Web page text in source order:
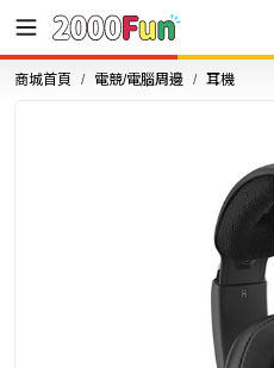
商城首頁 電競/電腦周邊 耳機